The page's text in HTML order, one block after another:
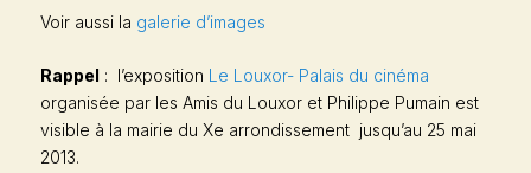
Voir aussi la galerie d’images
Rappel : l’exposition Le Louxor- Palais du cinéma
organisée par les Amis du Louxor et Philippe Pumain est
visible à la mairie du Xe arrondissement jusqu’au 25 mai
2013.